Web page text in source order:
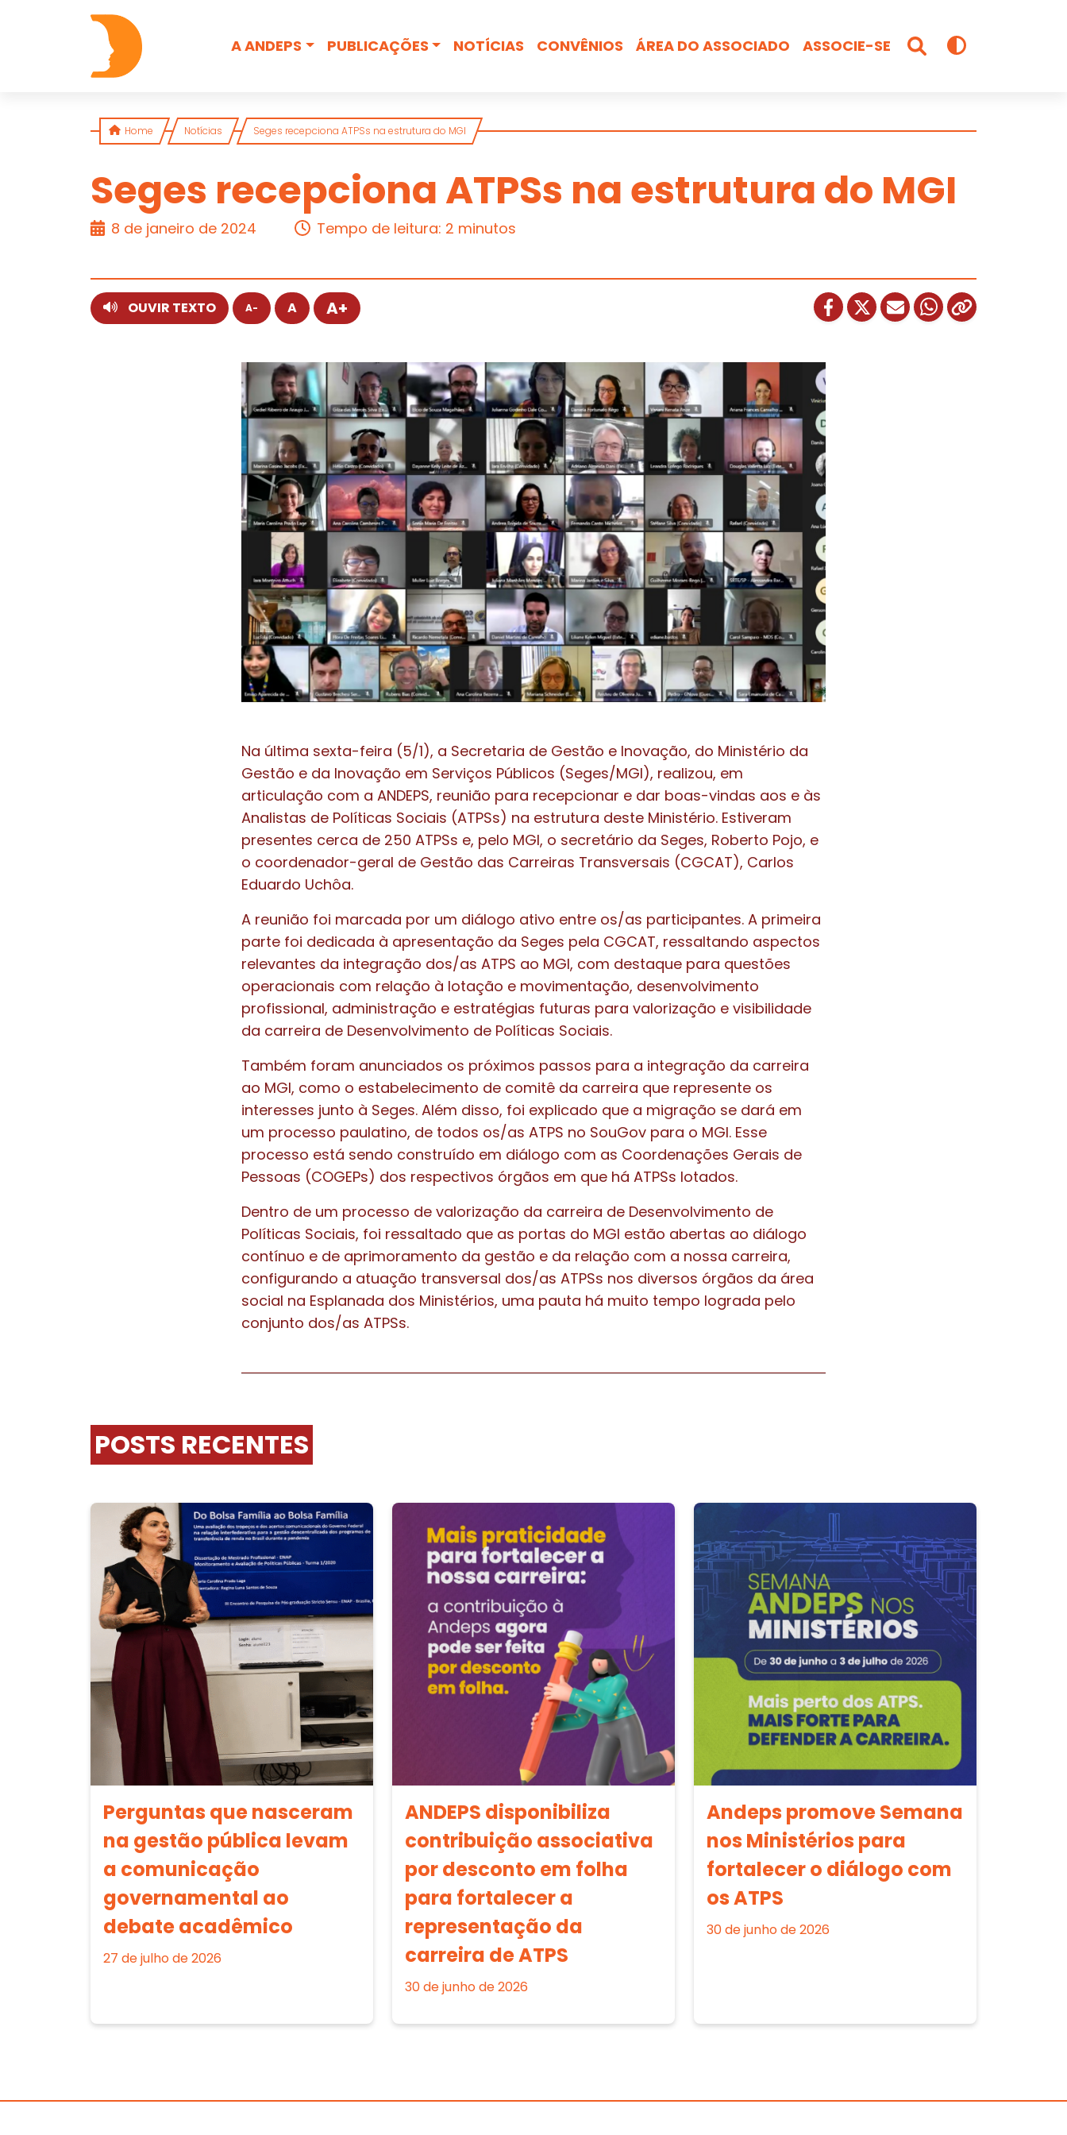
Skip to content
A ANDEPS
PUBLICAÇÕES NOTÍCIAS CONVÊNIOS ÁREA DO ASSOCIADO ASSOCIE-SE
Busca
ARTIGO
Home Notícias Seges recepciona ATPSs na estrutura do MGI
Seges recepciona ATPSs na estrutura do MGI
8 de janeiro de 2024 Tempo de leitura: 2 minutos
OUVIR TEXTO A- A A+
Na última sexta-feira (5/1), a Secretaria de Gestão e Inovação, do Ministério da
Gestão e da Inovação em Serviços Públicos (Seges/MGI), realizou, em
articulação com a ANDEPS, reunião para recepcionar e dar boas-vindas aos e às
Analistas de Políticas Sociais (ATPSs) na estrutura deste Ministério. Estiveram
presentes cerca de 250 ATPSs e, pelo MGI, o secretário da Seges, Roberto Pojo, e
o coordenador-geral de Gestão das Carreiras Transversais (CGCAT), Carlos
Eduardo Uchôa.
A reunião foi marcada por um diálogo ativo entre os/as participantes. A primeira
parte foi dedicada à apresentação da Seges pela CGCAT, ressaltando aspectos
relevantes da integração dos/as ATPS ao MGI, com destaque para questões
operacionais com relação à lotação e movimentação, desenvolvimento
profissional, administração e estratégias futuras para valorização e visibilidade
da carreira de Desenvolvimento de Políticas Sociais.
Também foram anunciados os próximos passos para a integração da carreira
ao MGI, como o estabelecimento de comitê da carreira que represente os
interesses junto à Seges. Além disso, foi explicado que a migração se dará em
um processo paulatino, de todos os/as ATPS no SouGov para o MGI. Esse
processo está sendo construído em diálogo com as Coordenações Gerais de
Pessoas (COGEPs) dos respectivos órgãos em que há ATPSs lotados.
Dentro de um processo de valorização da carreira de Desenvolvimento de
Políticas Sociais, foi ressaltado que as portas do MGI estão abertas ao diálogo
contínuo e de aprimoramento da gestão e da relação com a nossa carreira,
configurando a atuação transversal dos/as ATPSs nos diversos órgãos da área
social na Esplanada dos Ministérios, uma pauta há muito tempo lograda pelo
conjunto dos/as ATPSs.
POSTS RECENTES
Perguntas que nasceram
na gestão pública levam
a comunicação
governamental ao
debate acadêmico
27 de julho de 2026
ANDEPS disponibiliza
contribuição associativa
por desconto em folha
para fortalecer a
representação da
carreira de ATPS
30 de junho de 2026
Andeps promove Semana
nos Ministérios para
fortalecer o diálogo com
os ATPS
30 de junho de 2026